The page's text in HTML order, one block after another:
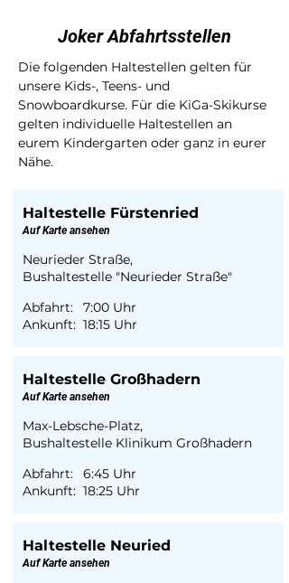
Joker Abfahrtsstellen
Die folgenden Haltestellen gelten für
unsere Kids-, Teens- und
Snowboardkurse. Für die KiGa-Skikurse
gelten individuelle Haltestellen an
eurem Kindergarten oder ganz in eurer
Nähe.
Haltestelle Fürstenried
Auf Karte ansehen
Neurieder Straße,
Bushaltestelle "Neurieder Straße"
Abfahrt:
Ankunft:
7:00 Uhr
18:15 Uhr
Haltestelle Großhadern
Auf Karte ansehen
Max-Lebsche-Platz,
Bushaltestelle Klinikum Großhadern
Abfahrt:
Ankunft:
6:45 Uhr
18:25 Uhr
Haltestelle Neuried
Auf Karte ansehen